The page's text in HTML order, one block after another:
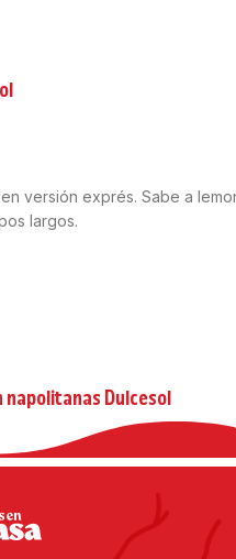
versión exprés. Sabe a
largos.
napolitanas Dulcesol
de chocolate con un
🍩